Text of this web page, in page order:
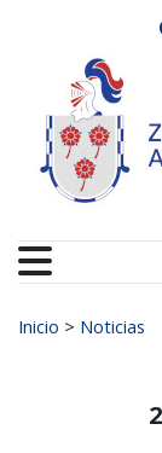
Buscar:
Inicio > Noticias